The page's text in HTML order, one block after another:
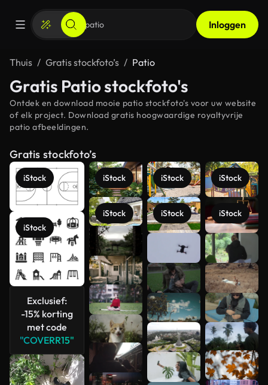
Inloggen
Thuis Gratis stockfoto’s Patio
Gratis Patio stockfoto's
Ontdek en download mooie patio stockfoto's voor uw website
of elk project. Download gratis hoogwaardige royaltyvrije
patio afbeeldingen.
Gratis stockfoto’s
iStock
iStock
Exclusief:
-15% korting
met code
"COVERR15"
iStock
iStock
iStock
iStock
iStock
iStock
Meer
bekijken